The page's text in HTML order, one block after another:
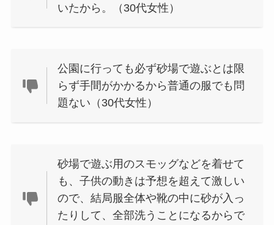
いたから。（30代女性）
公園に行っても必ず砂場で遊ぶとは限
らず手間がかかるから普通の服でも問
題ない（30代女性）
砂場で遊ぶ用のスモッグなどを着せて
も、子供の動きは予想を超えて激しい
ので、結局服全体や靴の中に砂が入っ
たりして、全部洗うことになるからで